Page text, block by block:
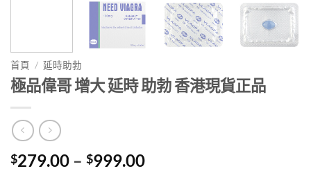
首頁 / 延時助勃
極品偉哥 增大 延時 助勃 香港現貨正品
$279.00 – $999.00Price